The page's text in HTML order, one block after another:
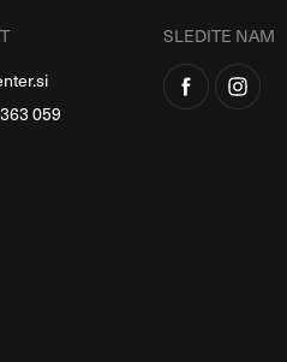
059
SLEDITE NAM